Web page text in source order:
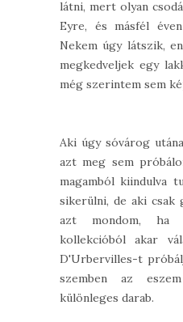
látni, mert olyan
Eyre, és másfél
Nekem úgy látszik,
megkedveljek egy
még szerintem sem
Aki úgy sóvárog
azt meg sem
magamból kiindulva
sikerülni, de aki csak
azt mondom, ha
kollekcióból akar
D'Urbervilles-t
szemben az
különleges darab.